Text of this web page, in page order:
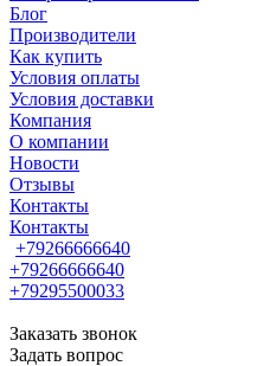
Блог
Производители
Как купить
Условия оплаты
Условия доставки
Компания
О компании
Новости
Отзывы
Контакты
Контакты
+79266666640
+79266666640
+79295500033
Заказать звонок
Задать вопрос